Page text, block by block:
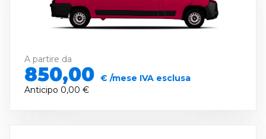
A partire da
850,00 € /mese IVA esclusa
Anticipo 0,00 €